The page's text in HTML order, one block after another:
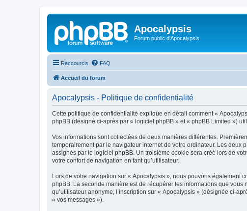
Apocalypsis
Forum public d'Apocalypsis
Raccourcis FAQ
Accueil du forum
Apocalypsis - Politique de confidentialité
Cette politique de confidentialité explique en détail comment «
phpBB (désigné ci-après par « logiciel phpBB » et « phpBB Limited »)
Vos informations sont collectées de deux manières différentes.
temporairement par le navigateur internet de votre ordinateur. Les
assignés par le logiciel phpBB. Un troisième cookie sera créé lors de
votre confort de navigation en tant qu’utilisateur.
Lors de votre navigation sur « Apocalypsis », nous pouvons également
phpBB. La seconde manière est de récupérer les informations que
qu’utilisateur anonyme, l’inscription sur « Apocalypsis » (désignée ci-
« vos messages »).